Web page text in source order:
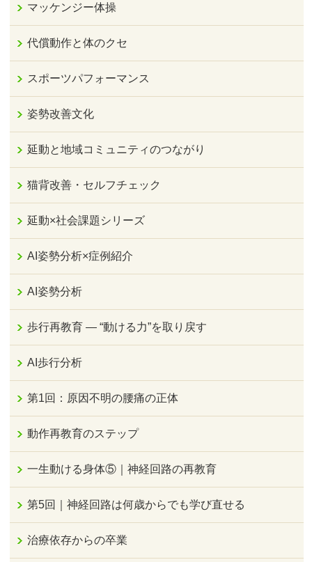
マッケンジー体操
代償動作と体のクセ
スポーツパフォーマンス
姿勢改善文化
延動と地域コミュニティのつながり
猫背改善・セルフチェック
延動×社会課題シリーズ
AI姿勢分析×症例紹介
AI姿勢分析
歩行再教育 ― “動ける力”を取り戻す
AI歩行分析
第1回：原因不明の腰痛の正体
動作再教育のステップ
一生動ける身体⑤｜神経回路の再教育
第5回｜神経回路は何歳からでも学び直せる
治療依存からの卒業